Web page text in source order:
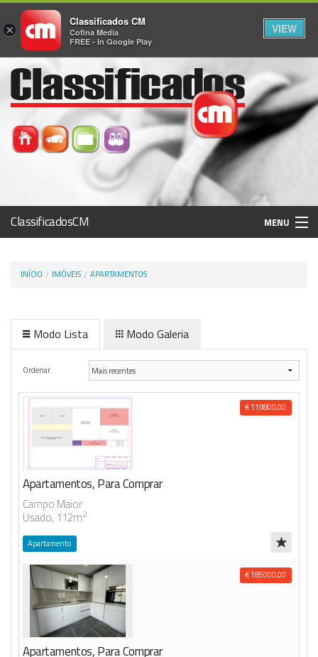
ClassificadosCM MENU
Histórico
Anunciar Agora
INÍCIO IMÓVEIS APARTAMENTOS
Modo Lista Modo Galeria
Ordenar
Apartamentos, Para Comprar
Campo Maior
Usado, 112m2
Apartamento
€ 118800,00
Apartamentos, Para Comprar
€ 185000,00
×
Classificados CM
Cofina Media
FREE - In Google Play
VIEW